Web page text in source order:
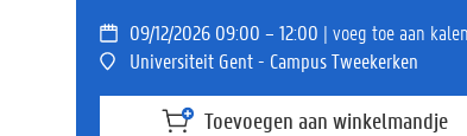
09/12/2026 09:00 – 12:00 | voeg toe aan
Universiteit Gent - Campus Tweekerken
Toevoegen aan winkelmandje